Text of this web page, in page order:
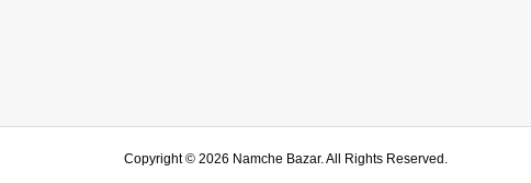
Copyright ©2026 Namche Bazar. All Rights Reserved.